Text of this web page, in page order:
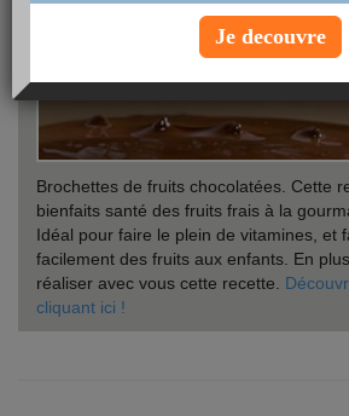
Brochettes de fruits chocolatées. Cette
bienfaits santé des fruits frais à la
Idéal pour faire le plein de vitamines, et
facilement des fruits aux enfants. En
réaliser avec vous cette recette.
cliquant ici !
Je decouvre